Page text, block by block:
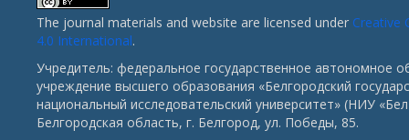
The journal materials and website are licensed under Creative
4.0 International.
Учредитель: федеральное государственное автономное
учреждение высшего образования «Белгородский
национальный исследовательский университет» (НИУ
Белгородская область, г. Белгород, ул. Победы, 85.